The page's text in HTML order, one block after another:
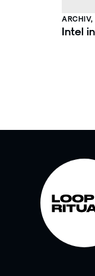
ARCHIV,
Intel